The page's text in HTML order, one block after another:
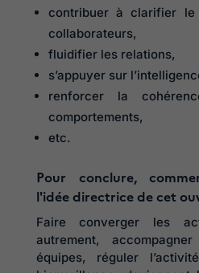
contribuer à clarifier
collaborateurs,
fluidifier les relations,
s’appuyer sur
renforcer la
comportements,
etc.
Pour conclure,
l'idée directrice de cet
Faire converger les
autrement,
équipes, réguler